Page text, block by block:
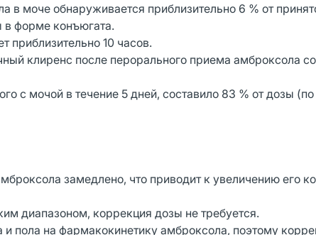
в моче обнаруживается приблизительно 6 % от
в форме конъюгата.
приблизительно 10 часов.
клиренс после перорального приема амброксола
с мочой в течение 5 дней, составило 83 % от дозы
замедлено, что приводит к увеличению его
диапазоном, коррекция дозы не требуется.
пола на фармакокинетику амброксола, поэтому